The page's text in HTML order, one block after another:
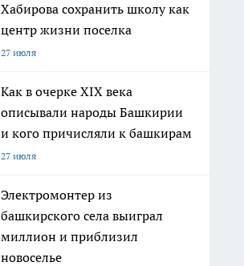
Хабирова сохранить школу как
центр жизни поселка
27 июля
Как в очерке XIX века
описывали народы Башкирии
и кого причисляли к башкирам
27 июля
Электромонтер из
башкирского села выиграл
миллион и приблизил
новоселье